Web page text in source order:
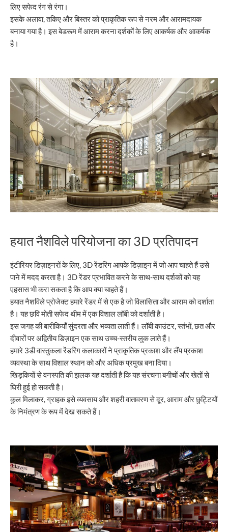
लिए सफेद रंग से रंगा।
इसके अलावा, तकिए और बिस्तर को प्राकृतिक रूप से नरम और आरामदायक
बनाया गया है। इस बेडरूम में आराम करना दर्शकों के लिए आकर्षक और आकर्षक
है।
हयात नैशविले परियोजना का 3D प्रतिपादन
इंटीरियर डिज़ाइनरों के लिए, 3D रेंडरिंग आपके डिज़ाइन में जो आप चाहते हैं उसे
पाने में मदद करता है। 3D रेंडर प्रभावित करने के साथ-साथ दर्शकों को यह
एहसास भी करा सकता है कि आप क्या चाहते हैं।
हयात नैशविले प्रोजेक्ट हमारे रेंडर में से एक है जो विलासिता और आराम को दर्शाता
है। यह छवि मोती सफेद थीम में एक विशाल लॉबी को दर्शाती है।
इस जगह की बारीकियाँ सुंदरता और भव्यता लाती हैं। लॉबी काउंटर, स्तंभों, छत और
दीवारों पर अद्वितीय डिज़ाइन एक साथ उच्च-स्तरीय लुक लाते हैं।
हमारे 3डी वास्तुकला रेंडरिंग कलाकारों ने प्राकृतिक प्रकाश और लैंप प्रकाश
व्यवस्था के साथ विशाल स्थान को और अधिक प्रमुख बना दिया।
खिड़कियों से वनस्पति की झलक यह दर्शाती है कि यह संरचना बगीचों और खेतों से
घिरी हुई हो सकती है।
कुल मिलाकर, ग्राहक इसे व्यवसाय और शहरी वातावरण से दूर, आराम और छुट्टियों
के निमंत्रण के रूप में देख सकते हैं।